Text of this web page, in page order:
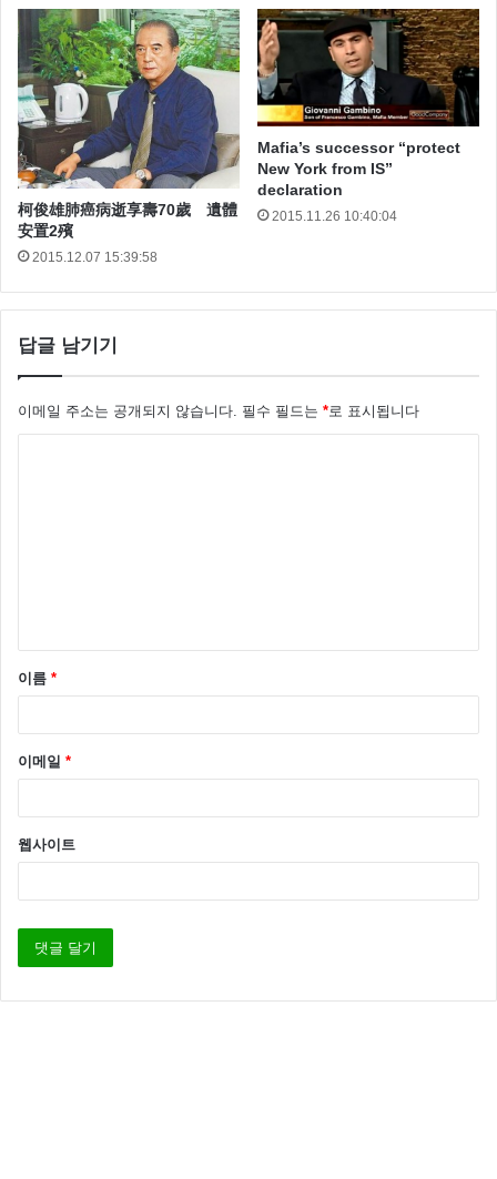
柯俊雄肺癌病逝享壽70歲 遺體
安置2殯
2015.12.07 15:39:58
Mafia’s successor “protect
New York from IS”
declaration
2015.11.26 10:40:04
답글 남기기
이메일 주소는 공개되지 않습니다. 필수 필드는 *로 표시됩니다
이름 *
이메일 *
웹사이트